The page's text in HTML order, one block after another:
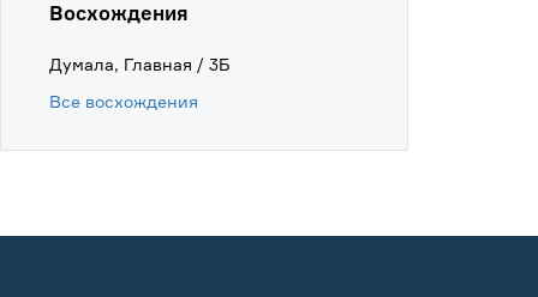
Восхождения
Думала, Главная / 3Б
Все восхождения